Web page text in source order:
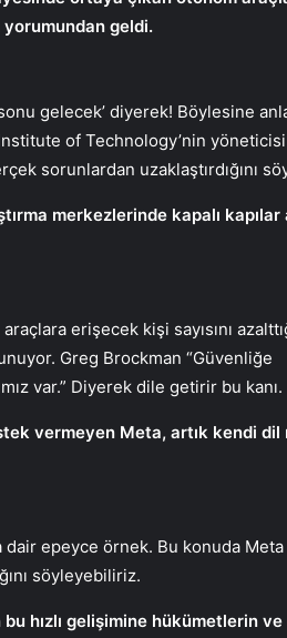
yorumundan geldi.
gelecek’ diyerek! Böylesine
of Technology’nin
sorunlardan uzaklaştırdığını
merkezlerinde kapalı kapılar
erişecek kişi sayısını
Greg Brockman “Güvenliğe
var.” Diyerek dile getirir bu kanı.
vermeyen Meta, artık kendi dil
dair epeyce örnek. Bu konuda Meta
söyleyebiliriz.
hızlı gelişimine hükümetlerin ve